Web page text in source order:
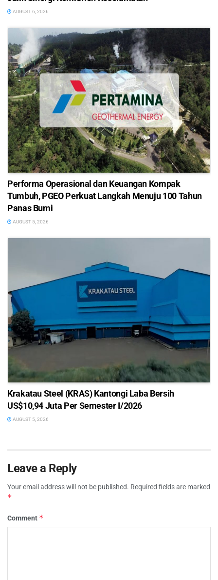
AUGUST 6, 2026
Performa Operasional dan Keuangan Kompak
Tumbuh, PGEO Perkuat Langkah Menuju 100 Tahun
Panas Bumi
AUGUST 5, 2026
Krakatau Steel (KRAS) Kantongi Laba Bersih
US$10,94 Juta Per Semester I/2026
AUGUST 5, 2026
Leave a Reply
Your email address will not be published. Required fields are marked
*
Comment *